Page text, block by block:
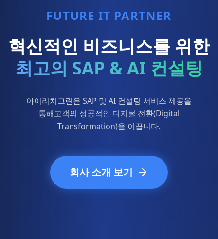
FUTURE IT PARTNER
혁신적인 비즈니스를 위한
최고의 SAP & AI 컨설팅
아이리치그린은 SAP 및 AI 컨설팅 서비스 제공을
통해고객의 성공적인 디지털 전환(Digital
Transformation)을 이끕니다.
회사 소개 보기